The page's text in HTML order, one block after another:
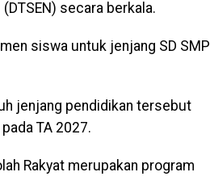
secara berkala.
siswa untuk jenjang SD SMP
jenjang pendidikan tersebut
TA 2027.
Rakyat merupakan program